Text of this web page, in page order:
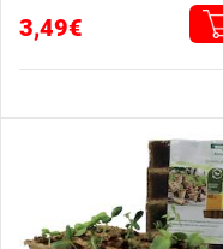
3,49€